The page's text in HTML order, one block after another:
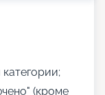
(кроме